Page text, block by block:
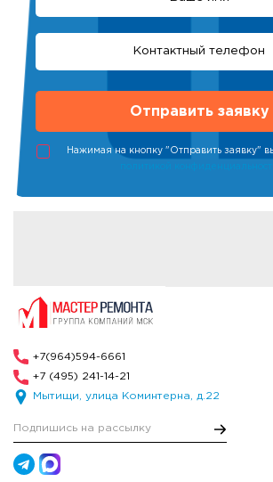
Нажимая на кнопку "Отправить заявку"
политикой
+7(964)594-6661
+7 (495) 241-14-21
Мытищи, улица Коминтерна, д.22